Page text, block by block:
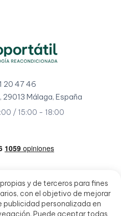
y de terceros para fines
con el objetivo de mejorar
publicidad personalizada en
Puede aceptar todas
20 47 46
29013 Málaga, España
/ 15:00 - 18:00